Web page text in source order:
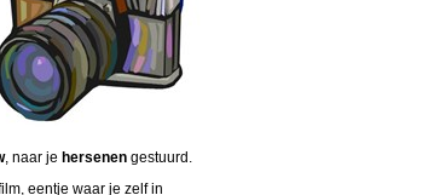
, naar je hersenen gestuurd.
eentje waar je zelf in